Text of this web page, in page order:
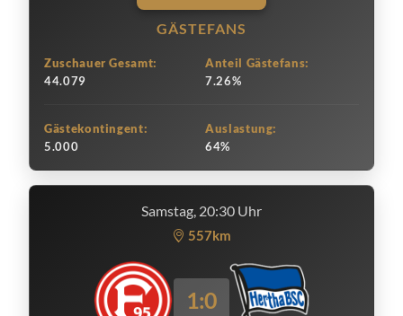
GÄSTEFANS
Zuschauer Gesamt:
44.079
Anteil Gästefans:
7.26%
Gästekontingent:
5.000
Auslastung:
64%
Samstag, 20:30 Uhr
557km
1:0